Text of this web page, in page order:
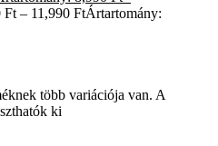
– 11,990 FtÁrtartomány:
több variációja van. A
ki